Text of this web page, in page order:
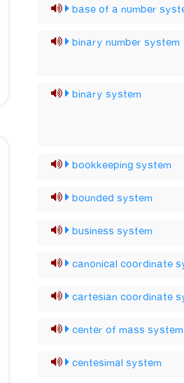
base of a number
binary number system
binary system
bookkeeping system
bounded system
business system
canonical coordinate
cartesian coordinate
center of mass system
centesimal system